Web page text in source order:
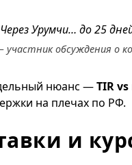
Урумчи… до 25
участник обсуждения о
нюанс —TIR vs
на плечах по РФ.
и